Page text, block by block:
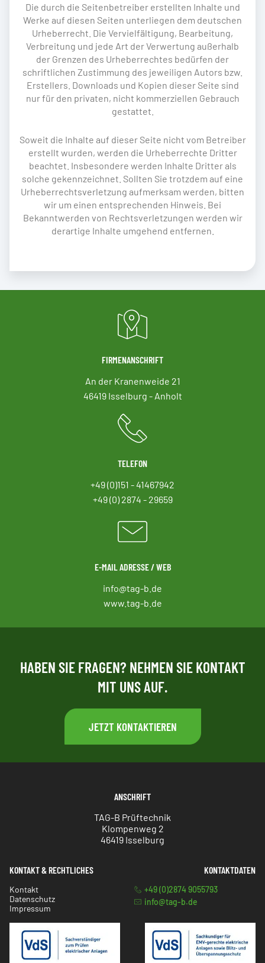
Die durch die Seitenbetreiber erstellten Inhalte und
Werke auf diesen Seiten unterliegen dem deutschen
Urheberrecht. Die Vervielfältigung, Bearbeitung,
Verbreitung und jede Art der Verwertung außerhalb
der Grenzen des Urheberrechtes bedürfen der
schriftlichen Zustimmung des jeweiligen Autors bzw.
Erstellers. Downloads und Kopien dieser Seite sind
nur für den privaten, nicht kommerziellen Gebrauch
gestattet.
Soweit die Inhalte auf dieser Seite nicht vom Betreiber
erstellt wurden, werden die Urheberrechte Dritter
beachtet. Insbesondere werden Inhalte Dritter als
solche gekennzeichnet. Sollten Sie trotzdem auf eine
Urheberrechtsverletzung aufmerksam werden, bitten
wir um einen entsprechenden Hinweis. Bei
Bekanntwerden von Rechtsverletzungen werden wir
derartige Inhalte umgehend entfernen.
FIRMENANSCHRIFT
An der Kranenweide 21
46419 Isselburg - Anholt
TELEFON
+49 (0)151 - 41467942
+49 (0) 2874 - 29659
E-MAIL ADRESSE / WEB
info@tag-b.de
www.tag-b.de
HABEN SIE FRAGEN? NEHMEN SIE KONTAKT
MIT UNS AUF.
JETZT KONTAKTIEREN
ANSCHRIFT
TAG-B Prüftechnik
Klompenweg 2
46419 Isselburg
KONTAKT & RECHTLICHES
Kontakt
Datenschutz
Impressum
KONTAKTDATEN
+49 (0)2874 9055793
info@tag-b.de